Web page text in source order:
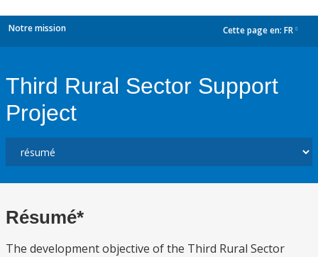
Notre mission Cette page en: FR
Third Rural Sector Support
Project
Résumé*
The development objective of the Third Rural Sector